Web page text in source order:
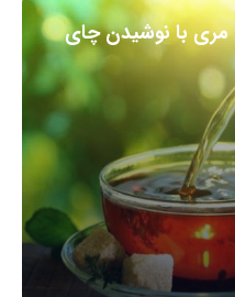
مری با نوشیدن چای